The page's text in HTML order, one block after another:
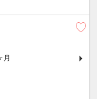
月